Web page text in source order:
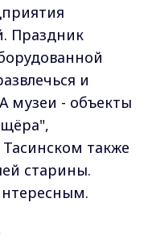
Праздник
и
музеи - объекты
также
старины.